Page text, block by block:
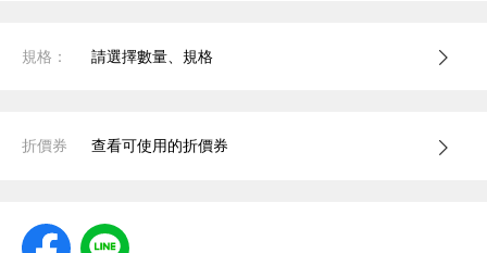
規格： 請選擇數量、規格
折價券 查看可使用的折價券